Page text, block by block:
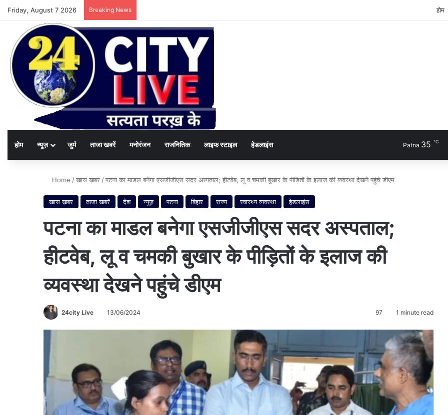
Friday, August 7 2026 Breaking News होम
होम न्यूज़ जुर्म ताजा खबरें मनोरंजन राजनितिक लाइफ स्टाइल हेडलाइंस Patna 35 ℃
Home /खास ख़बर/पटना का माडल बनेगा एसजीजीएस सदर अस्पताल; हीटवेब, लू व चमकी बुखार के पीड़ितों के इलाज की व्यवस्था देखने पहुंचे डीएम
खास ख़बर ताजा खबरें देश न्यूज़ पटना बिहार राज्य स्वास्थ्य व्यवस्था हेडलाइंस
पटना का माडल बनेगा एसजीजीएस सदर अस्पताल;
हीटवेब, लू व चमकी बुखार के पीड़ितों के इलाज की
व्यवस्था देखने पहुंचे डीएम
24city Live 13/06/2024 97 1 minute read